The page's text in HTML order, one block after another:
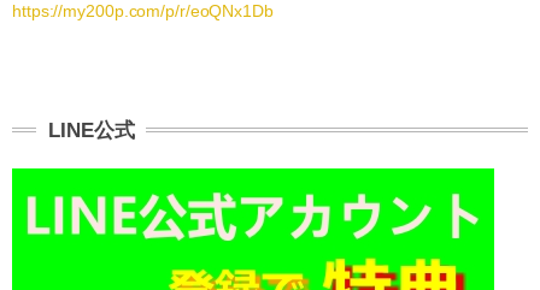
https://my200p.com/p/r/eoQNx1Db
LINE公式